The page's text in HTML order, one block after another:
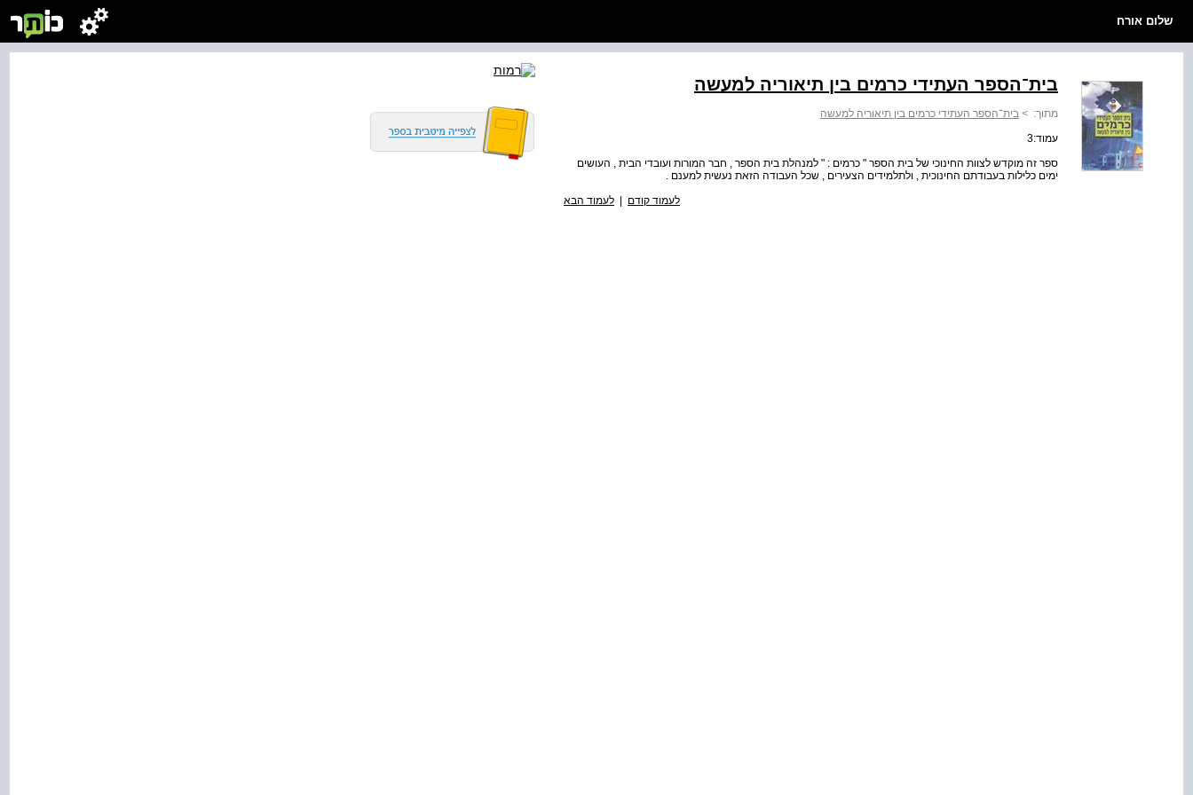
שלום אורח
בית־הספר העתידי כרמים בין תיאוריה למעשה
מתוך: > בית־הספר העתידי כרמים בין תיאוריה למעשה
עמוד:3
ספר זה מוקדש לצוות החינוכי של בית הספר " כרמים : " למנהלת בית הספר , חבר המורות ועובדי הבית , העושים
ימים כלילות בעבודתם החינוכית , ולתלמידים הצעירים , שכל העבודה הזאת נעשית למענם .
לעמוד קודם | לעמוד הבא